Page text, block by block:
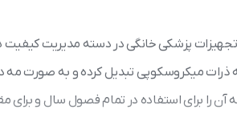
تجهیزات پزشکی خانگی در دسته مدیریت
ذرات میکروسکوپی تبدیل کرده و به صورت مه
را برای استفاده در تمام فصول سال و برای